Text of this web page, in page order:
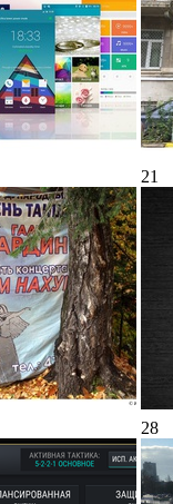
21
28